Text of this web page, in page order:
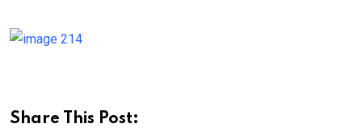
Share This Post: